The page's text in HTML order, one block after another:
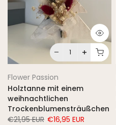
Flower Passion
Holztanne mit einem
weihnachtlichen
Trockenblumensträußchen
€21,95 EUR €16,95 EUR